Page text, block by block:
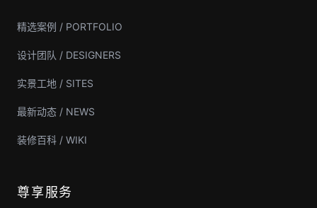
精选案例 / PORTFOLIO
设计团队 / DESIGNERS
实景工地 / SITES
最新动态 / NEWS
装修百科 / WIKI
尊享服务